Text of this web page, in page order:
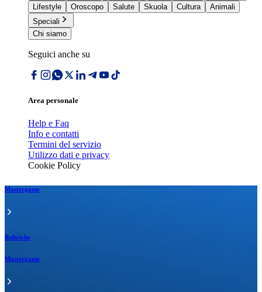
Lifestyle
Oroscopo Salute Skuola Cultura
Animali
Speciali
Chi siamo
Seguici anche su
Area personale
Help e Faq
Info e contatti
Termini del servizio
Utilizzo dati e privacy
Cookie Policy
Mastergame
Rubriche
Mastergame